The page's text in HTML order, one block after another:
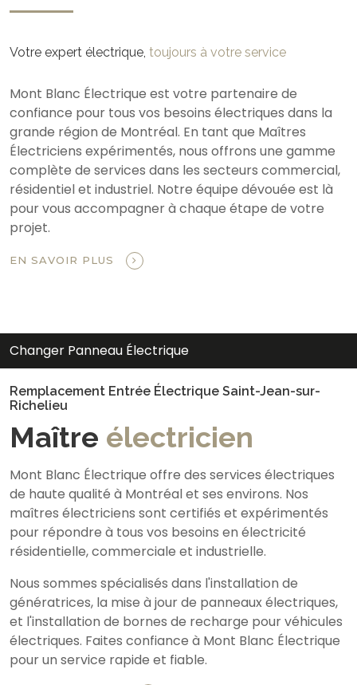
Votre expert électrique, toujours à votre service
Mont Blanc Électrique est votre partenaire de
confiance pour tous vos besoins électriques dans la
grande région de Montréal. En tant que Maîtres
Électriciens expérimentés, nous offrons une gamme
complète de services dans les secteurs commercial,
résidentiel et industriel. Notre équipe dévouée est là
pour vous accompagner à chaque étape de votre
projet.
EN SAVOIR PLUS
Panneau Électrique
Remplacement Entrée Électrique Saint-Jean-sur-
Richelieu
Maître électricien
Mont Blanc Électrique offre des services électriques
de haute qualité à Montréal et ses environs. Nos
maîtres électriciens sont certifiés et expérimentés
pour répondre à tous vos besoins en électricité
résidentielle, commerciale et industrielle.
Nous sommes spécialisés dans l'installation de
génératrices, la mise à jour de panneaux électriques,
et l'installation de bornes de recharge pour véhicules
électriques. Faites confiance à Mont Blanc Électrique
pour un service rapide et fiable.